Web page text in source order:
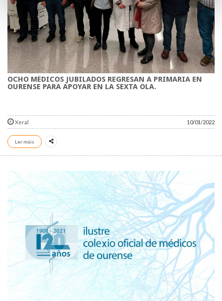
OCHO MÉDICOS JUBILADOS REGRESAN A PRIMARIA EN
OURENSE PARA APOYAR EN LA SEXTA OLA.
Xeral 10/01/2022
Ler máis